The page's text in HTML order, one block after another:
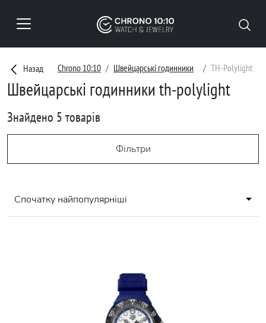
Назад Chrono 10:10 Швейцарські годинники TH-Polylight
Швейцарські годинники th-polylight
Знайдено 5 товарів
Фільтри
Спочатку найпопулярніші